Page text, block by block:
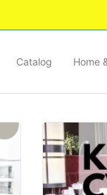
Catalog Home